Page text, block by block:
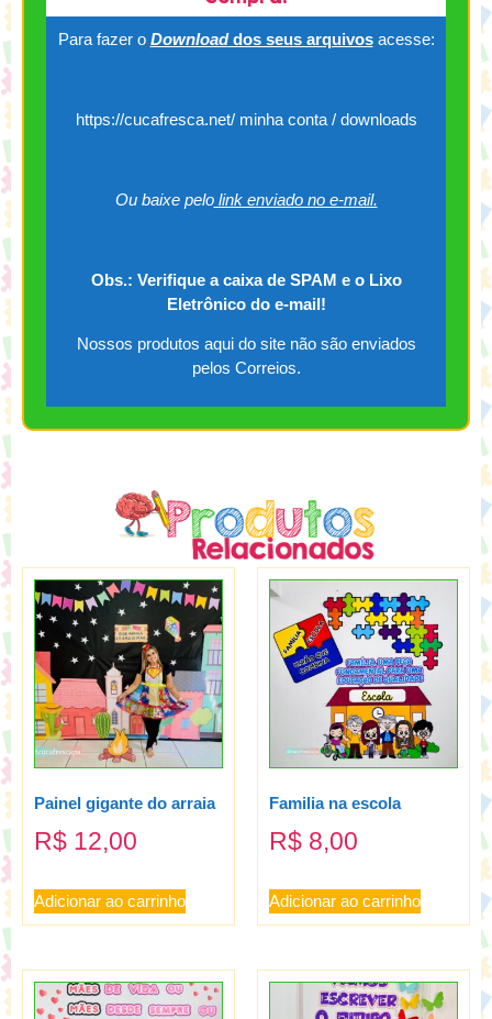
Para fazer o Downloaddos seus arquivos acesse:
https://cucafresca.net/ minha conta / downloads
Ou baixe pelolink enviado no e-mail.
Obs.: Verifique a caixa de SPAM e o Lixo
Eletrônico do e-mail!
Nossos produtos aqui do site não são enviados
pelos Correios.
Painel gigante do arraia
R$ 12,00
Adicionar ao carrinho
Familia na escola
R$ 8,00
Adicionar ao carrinho